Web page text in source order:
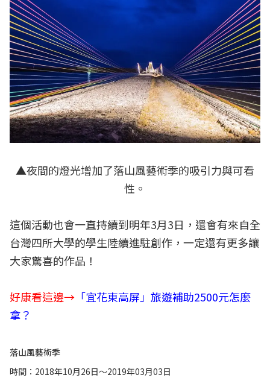
▲夜間的燈光增加了落山風藝術季的吸引力與可看
性。
這個活動也會一直持續到明年3月3日，還會有來自全
台灣四所大學的學生陸續進駐創作，一定還有更多讓
大家驚喜的作品！
好康看這邊→ 「宜花東高屏」旅遊補助2500元怎麼
拿？
落山風藝術季
時間：2018年10月26日～2019年03月03日